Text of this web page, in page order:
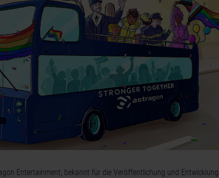
Entertainment, bekannt für die Veröffentlichung und Entwicklung